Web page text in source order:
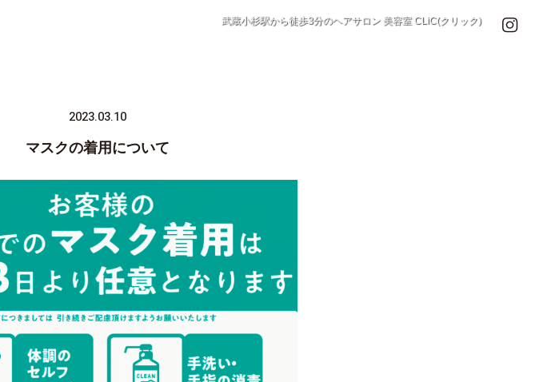
武蔵小杉駅から徒歩3分のヘアサロン 美容室 CLiC(クリック)
2023.03.10
マスクの着用について